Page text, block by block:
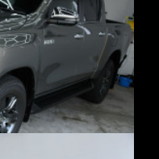
ール単体でご依頼いただき
すい部分ですが、コーティ
が付着しにくくなり、汚れ…